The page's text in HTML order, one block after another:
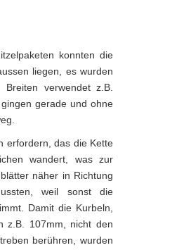
konnten die
liegen, es wurden
verwendet z.B.
gerade und ohne
erfordern, das die Kette
wandert, was zur
näher in Richtung
weil sonst die
Damit die Kurbeln,
z.B. 107mm, nicht den
berühren, wurden